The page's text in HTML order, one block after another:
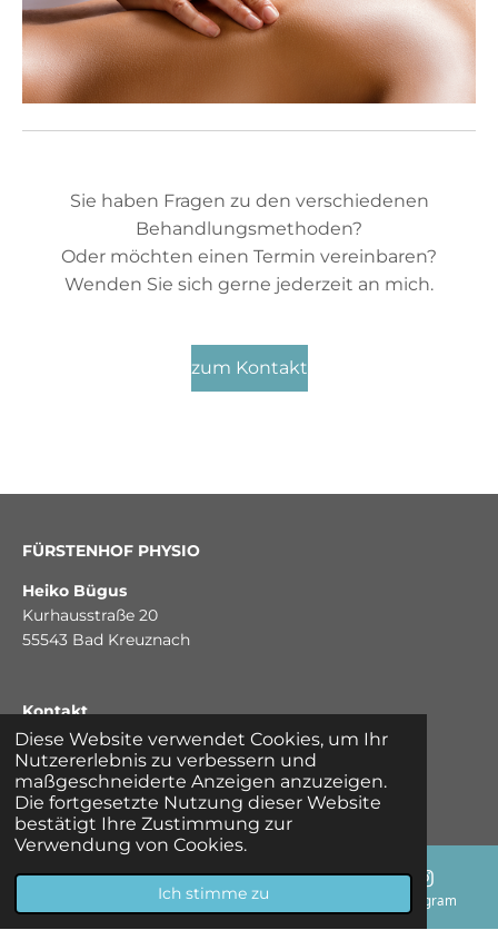
Diese Website verwendet Cookies, um Ihr
Nutzererlebnis zu verbessern und
maßgeschneiderte Anzeigen anzuzeigen.
Die fortgesetzte Nutzung dieser Website
bestätigt Ihre Zustimmung zur
Verwendung von Cookies.
Ich stimme zu
Sie haben Fragen zu den verschiedenen
Behandlungsmethoden?
Oder möchten einen Termin vereinbaren?
Wenden Sie sich gerne jederzeit an mich.
zum Kontakt
FÜRSTENHOF PHYSIO
Heiko Bügus
Kurhausstraße 20
55543 Bad Kreuznach
Kontakt
Telefon: 0171 - 6259542
info@heikobuegus.de
I
W
Telefon Instagram